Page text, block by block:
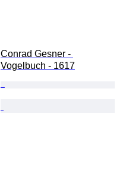
Conrad Gesner -
Vogelbuch - 1617